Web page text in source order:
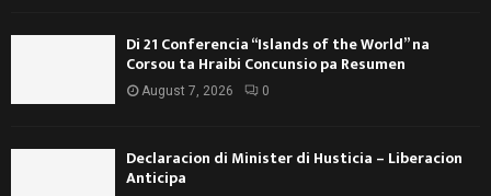
Di 21 Conferencia “Islands of the World” na
Corsou ta Hraibi Concunsio pa Resumen
August 7, 2026 0
Declaracion di Minister di Husticia – Liberacion
Anticipa